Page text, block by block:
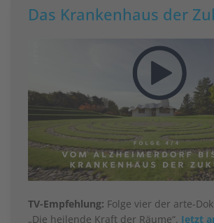
Das Krankenhaus der
TV-Empfehlung: Folge vier der arte-
„Die heilende Kraft der Räume“. Jetzt